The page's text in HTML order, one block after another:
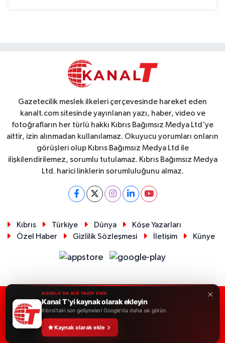
Gazetecilik meslek ilkeleri çerçevesinde hareket eden
kanalt.com sitesinde yayınlanan yazı, haber, video ve
fotoğrafların her türlü hakkı Kıbrıs Bağımsız Medya Ltd'ye
aittir, izin alınmadan kullanılamaz. Okuyucu yorumları onların
görüşleri olup Kıbrıs Bağımsız Medya Ltd ile
ilişkilendirilemez, sorumlu tutulamaz. Kıbrıs Bağımsız Medya
Ltd. harici linklerin sorumluluğunu almaz.
Kıbrıs Türkiye Dünya
Köşe Yazarları
Özel Haber
Gizlilik Sözleşmesi İletişim Künye
RSS Copyright © 2026. Her hakkı saklıdır.
Haber Yazılımı:
×
GOOGLE'DA BİZİ TAKİP EDİN
Kanal T 'yi kaynak olarak ekleyin
Kıbrıs'taki son gelişmeleri Google'da daha sık görün.
Kaynak olarak ekle